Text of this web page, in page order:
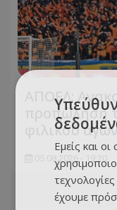
ΑΠΟΕΛ:
προπώληση
φιλικού
Εμείς και
έχουμε